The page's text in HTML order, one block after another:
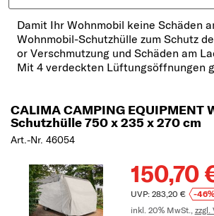
Damit Ihr Wohnmobil keine Schäden
Wohnmobil-Schutzhülle zum Schutz
or Verschmutzung und Schäden am
Mit 4 verdeckten Lüftungsöffnungen
CALIMA CAMPING EQUIPMENT
Schutzhülle 750 x 235 x 270 cm
Art.-Nr. 46054
150,70
UVP: 283,20 €
-
inkl. 20% MwSt., zzgl.